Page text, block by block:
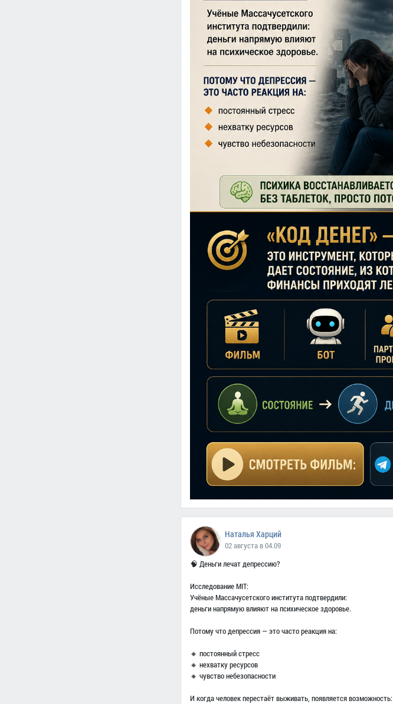
Наталья Харций
02 августа в 04.09
🧠 Деньги лечат депрессию?
Исследование MIT:
Учёные Массачусетского института подтвердили:
деньги напрямую влияют на психическое здоровье.
Потому что депрессия — это часто реакция на:
🔸 постоянный стресс
🔸 нехватку ресурсов
🔸 чувство небезопасности
И когда человек перестаёт выживать, появляется возможность: